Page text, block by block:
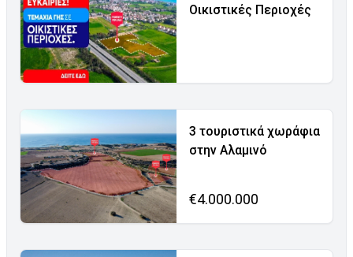
Οικιστικές Περιοχές
3 τουριστικά χωράφια
στην Αλαμινό
€4.000.000